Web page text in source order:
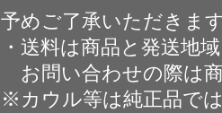
予めご了承いただきま
・送料は商品と発送地
お問い合わせの際は
※カウル等は純正品で